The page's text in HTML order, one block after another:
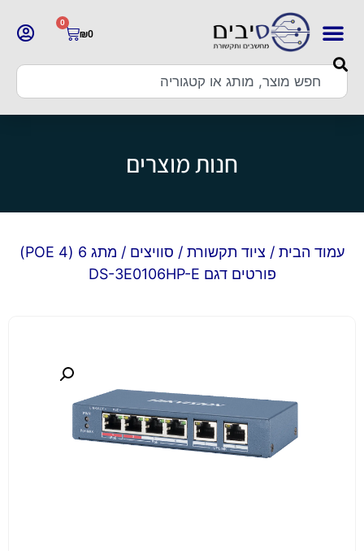
₪0
0
חנות מוצרים
עמוד הבית / ציוד תקשורת / סוויצים
/ מתג 6 (4 POE)
פורטים דגם DS-3E0106HP-E